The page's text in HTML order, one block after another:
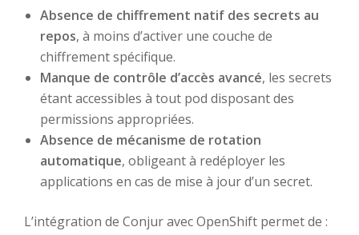
Absence de chiffrement natif des secrets au
repos, à moins d’activer une couche de
chiffrement spécifique.
Manque de contrôle d’accès avancé, les secrets
étant accessibles à tout pod disposant des
permissions appropriées.
Absence de mécanisme de rotation
automatique, obligeant à redéployer les
applications en cas de mise à jour d’un secret.
L’intégration de Conjur avec OpenShift permet de :